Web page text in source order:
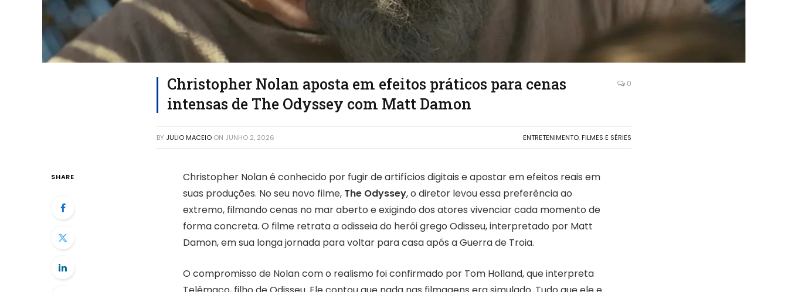
Christopher Nolan aposta em efeitos práticos para cenas
intensas de The Odyssey com Matt Damon
0
BY JULIO MACEIO ON JUNHO 2, 2026 ENTRETENIMENTO, FILMES E SÉRIES
SHARE
Christopher Nolan é conhecido por fugir de artifícios digitais e apostar em efeitos reais em
suas produções. No seu novo filme, The Odyssey, o diretor levou essa preferência ao
extremo, filmando cenas no mar aberto e exigindo dos atores vivenciar cada momento de
forma concreta. O filme retrata a odisseia do herói grego Odisseu, interpretado por Matt
Damon, em sua longa jornada para voltar para casa após a Guerra de Troia.
O compromisso de Nolan com o realismo foi confirmado por Tom Holland, que interpreta